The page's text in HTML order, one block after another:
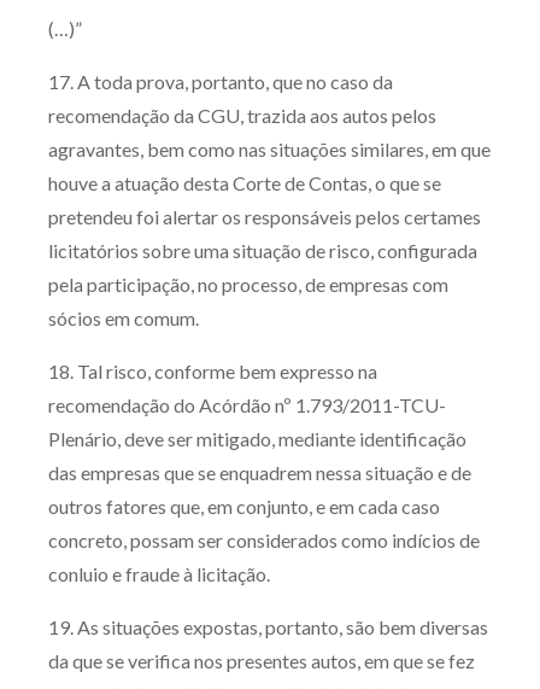
(…)”
17. A toda prova, portanto, que no caso da
recomendação da CGU, trazida aos autos pelos
agravantes, bem como nas situações similares, em que
houve a atuação desta Corte de Contas, o que se
pretendeu foi alertar os responsáveis pelos certames
licitatórios sobre uma situação de risco, configurada
pela participação, no processo, de empresas com
sócios em comum.
18. Tal risco, conforme bem expresso na
recomendação do Acórdão nº 1.793/2011-TCU-
Plenário, deve ser mitigado, mediante identificação
das empresas que se enquadrem nessa situação e de
outros fatores que, em conjunto, e em cada caso
concreto, possam ser considerados como indícios de
conluio e fraude à licitação.
19. As situações expostas, portanto, são bem diversas
da que se verifica nos presentes autos, em que se fez